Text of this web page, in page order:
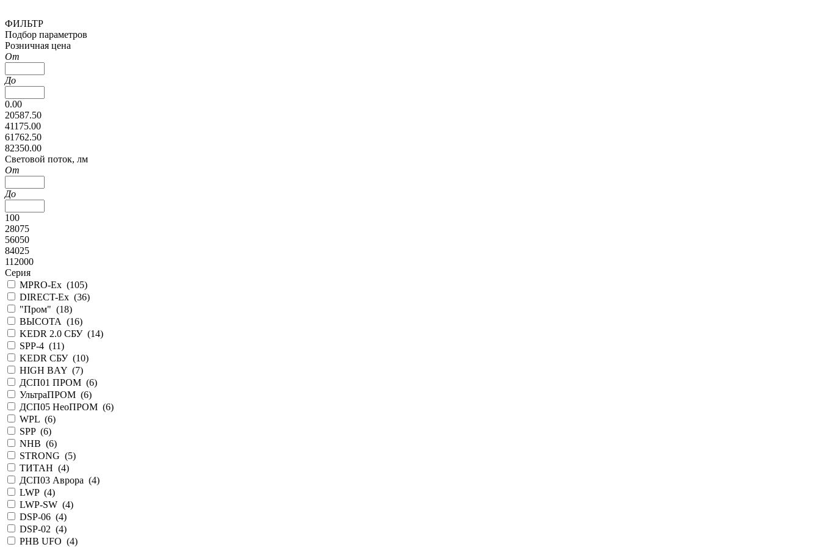
ФИЛЬТР
Подбор параметров
Розничная цена
От
До
0.00
20587.50
41175.00
61762.50
82350.00
Cветовой поток, лм
От
До
100
28075
56050
84025
112000
Серия
MPRO-Ex (105)
DIRECT-Ex (36)
"Пром" (18)
ВЫСОТА (16)
KEDR 2.0 СБУ (14)
SPP-4 (11)
KEDR СБУ (10)
HIGH BAY (7)
ДСП01 ПРОМ (6)
УльтраПРОМ (6)
ДСП05 НеоПРОМ (6)
WPL (6)
SPP (6)
NHB (6)
STRONG (5)
ТИТАН (4)
ДСП03 Аврора (4)
LWP (4)
LWP-SW (4)
DSP-06 (4)
DSP-02 (4)
PHB UFO (4)